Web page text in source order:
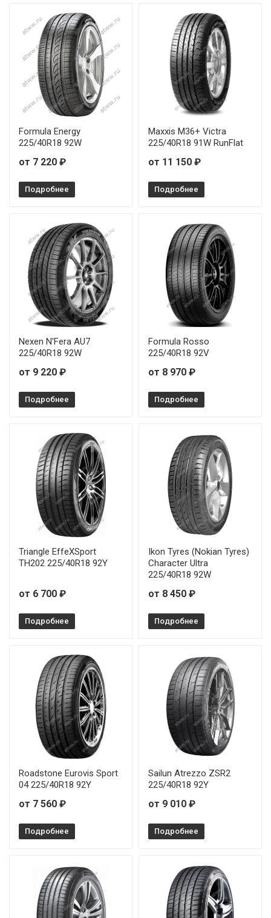
Formula Energy
225/40R18 92W
от 7 220 ₽
Подробнее
Maxxis M36+ Victra
225/40R18 91W RunFlat
от 11 150 ₽
Подробнее
Nexen N'Fera AU7
225/40R18 92W
от 9 220 ₽
Подробнее
Formula Rosso
225/40R18 92V
от 8 970 ₽
Подробнее
Triangle EffeXSport
TH202 225/40R18 92Y
от 6 700 ₽
Подробнее
Ikon Tyres (Nokian Tyres)
Character Ultra
225/40R18 92W
от 8 450 ₽
Подробнее
Roadstone Eurovis Sport
04 225/40R18 92Y
от 7 560 ₽
Подробнее
Sailun Atrezzo ZSR2
225/40R18 92Y
от 9 010 ₽
Подробнее